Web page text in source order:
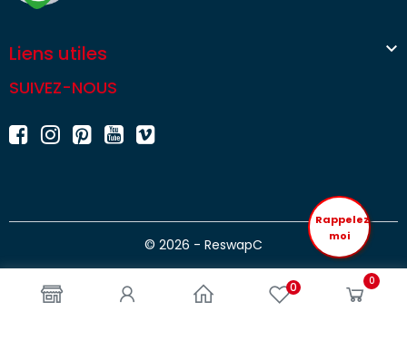
0 0
Liens utiles 
SUIVEZ-NOUS
© 2026 - ReswapC
Rappelez
moi